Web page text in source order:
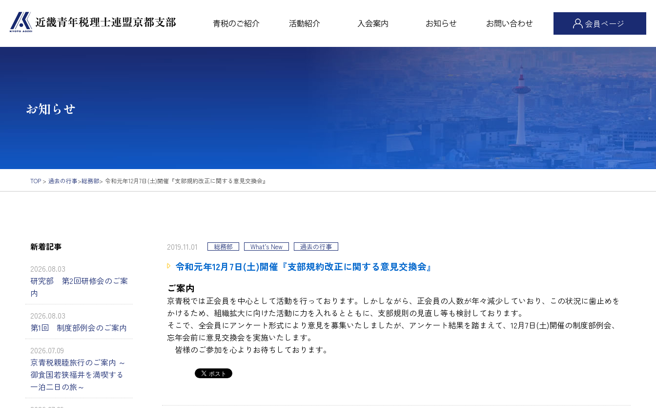
会員ページ
お知らせ
TOP > 過去の行事>総務部> 令和元年12月7日(土)開催『支部規約改正に関する意見交換会』
新着記事
2026.08.03
研究部 第2回研修会のご案
内
2026.08.03
第1回 制度部例会のご案内
2026.07.09
京青税親睦旅行のご案内 ～
御食国若狭福井を満喫する
一泊二日の旅～
2019.11.01 総務部 What’s New 過去の行事
令和元年12月7日(土)開催『支部規約改正に関する意見交換会』
ご案内
京青税では正会員を中心として活動を行っております。しかしながら、正会員の人数が年々減少していおり、この状況に歯止めを
かけるため、組織拡大に向けた活動に力を入れるとともに、支部規則の見直し等も検討しております。
そこで、全会員にアンケート形式により意見を募集いたしましたが、アンケート結果を踏まえて、12月7日(土)開催の制度部例会、
忘年会前に意見交換会を実施いたします。
皆様のご参加を心よりお待ちしております。